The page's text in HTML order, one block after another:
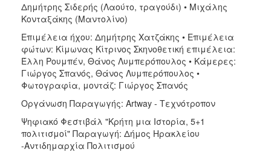
Δημήτρης Σιδερής (Λαούτο, τραγούδι) • Μιχάλης
Κονταξάκης (Μαντολίνο)
Επιμέλεια ήχου: Δημήτρης Χατζάκης • Επιμέλεια
φώτων: Κίμωνας Κίτρινος Σκηνοθετική επιμέλεια:
Έλλη Ρουμπέν, Θάνος Λυμπερόπουλος • Κάμερες:
Γιώργος Σπανός, Θάνος Λυμπερόπουλος •
Φωτογραφία, μοντάζ: Γιώργος Σπανός
Οργάνωση Παραγωγής: Artway - Τεχνότροπον
Ψηφιακό Φεστιβάλ "Κρήτη μια Ιστορία, 5+1
πολιτισμοί" Παραγωγή: Δήμος Ηρακλείου
-Αντιδημαρχία Πολιτισμού